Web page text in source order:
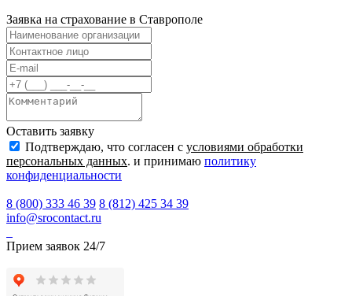
Заявка на страхование в Ставрополе
Оставить заявку
Подтверждаю, что согласен с условиями обработки
персональных данных. и принимаю политику
конфиденциальности
8 (800) 333 46 39 8 (812) 425 34 39
info@srocontact.ru
Прием заявок 24/7